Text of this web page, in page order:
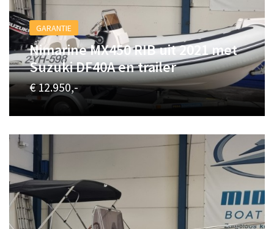
GARANTIE
Nimarine MX450 RIB uit 2021 met
Suzuki DF40A en trailer
€ 12.950,-